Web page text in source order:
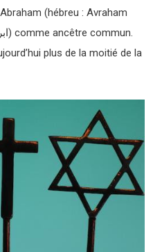
(hébreu : Avraham
plus de la moitié de la